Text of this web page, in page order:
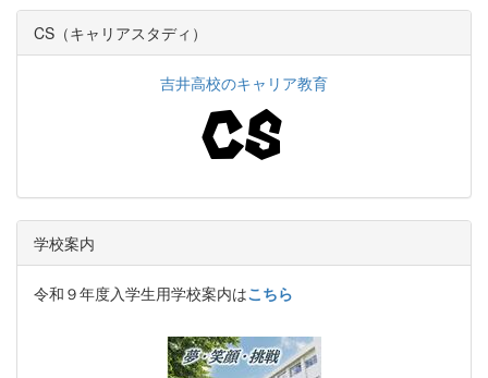
CS（キャリアスタディ）
吉井高校のキャリア教育
学校案内
令和９年度入学生用学校案内はこちら